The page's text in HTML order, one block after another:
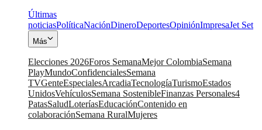
Últimas
noticiasPolíticaNaciónDineroDeportesOpiniónImpresaJet Set
Más
Elecciones 2026Foros SemanaMejor ColombiaSemana
PlayMundoConfidencialesSemana
TVGenteEspecialesArcadiaTecnologíaTurismoEstados
UnidosVehículosSemana SostenibleFinanzas Personales4
PatasSaludLoteríasEducaciónContenido en
colaboraciónSemana RuralMujeres